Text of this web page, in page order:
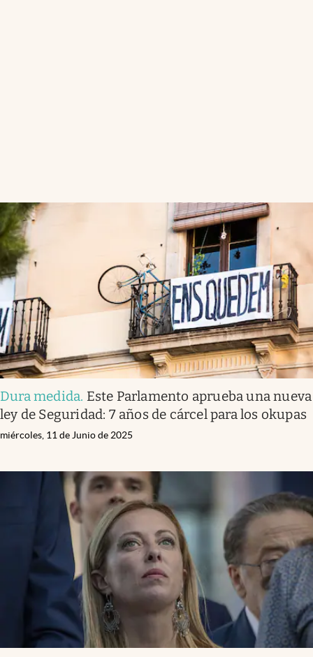
Dura medida. Este Parlamento aprueba una nueva
ley de Seguridad: 7 años de cárcel para los okupas
miércoles, 11 de Junio de 2025